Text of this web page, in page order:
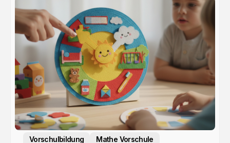
Vorschulbildung Mathe Vorschule